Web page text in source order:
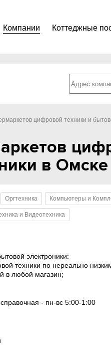
Компании Коттеджные
цифровой техники и
в
Оргтехника Компьютеры и
и Видеотехника
электроники:
техники по нереально
в любой магазин;
- пн-вс 5:00-1:00